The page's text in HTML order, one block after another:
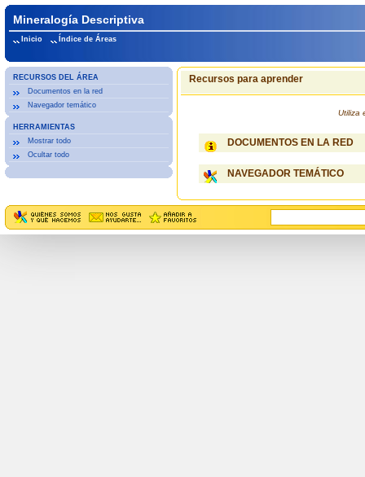
Mineralogía Descriptiva
Inicio Índice de Áreas
RECURSOS DEL ÁREA
Documentos en la red
Navegador temático
HERRAMIENTAS
Mostrar todo
Ocultar todo
Recursos para aprender
Utiliza
DOCUMENTOS EN LA RED
NAVEGADOR TEMÁTICO